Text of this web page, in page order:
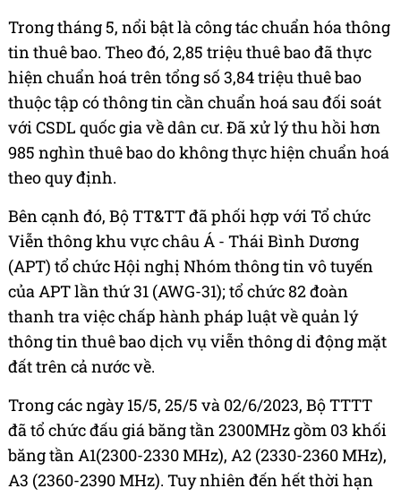
Trong tháng 5, nổi bật là công tác chuẩn hóa thông
tin thuê bao. Theo đó, 2,85 triệu thuê bao đã thực
hiện chuẩn hoá trên tổng số 3,84 triệu thuê bao
thuộc tập có thông tin cần chuẩn hoá sau đối soát
với CSDL quốc gia về dân cư. Đã xử lý thu hồi hơn
985 nghìn thuê bao do không thực hiện chuẩn hoá
theo quy định.
Bên cạnh đó, Bộ TT&TT đã phối hợp với Tổ chức
Viễn thông khu vực châu Á - Thái Bình Dương
(APT) tổ chức Hội nghị Nhóm thông tin vô tuyến
của APT lần thứ 31 (AWG-31); tổ chức 82 đoàn
thanh tra việc chấp hành pháp luật về quản lý
thông tin thuê bao dịch vụ viễn thông di động mặt
đất trên cả nước về.
Trong các ngày 15/5, 25/5 và 02/6/2023, Bộ TTTT
đã tổ chức đấu giá băng tần 2300MHz gồm 03 khối
băng tần A1(2300-2330 MHz), A2 (2330-2360 MHz),
A3 (2360-2390 MHz). Tuy nhiên đến hết thời hạn